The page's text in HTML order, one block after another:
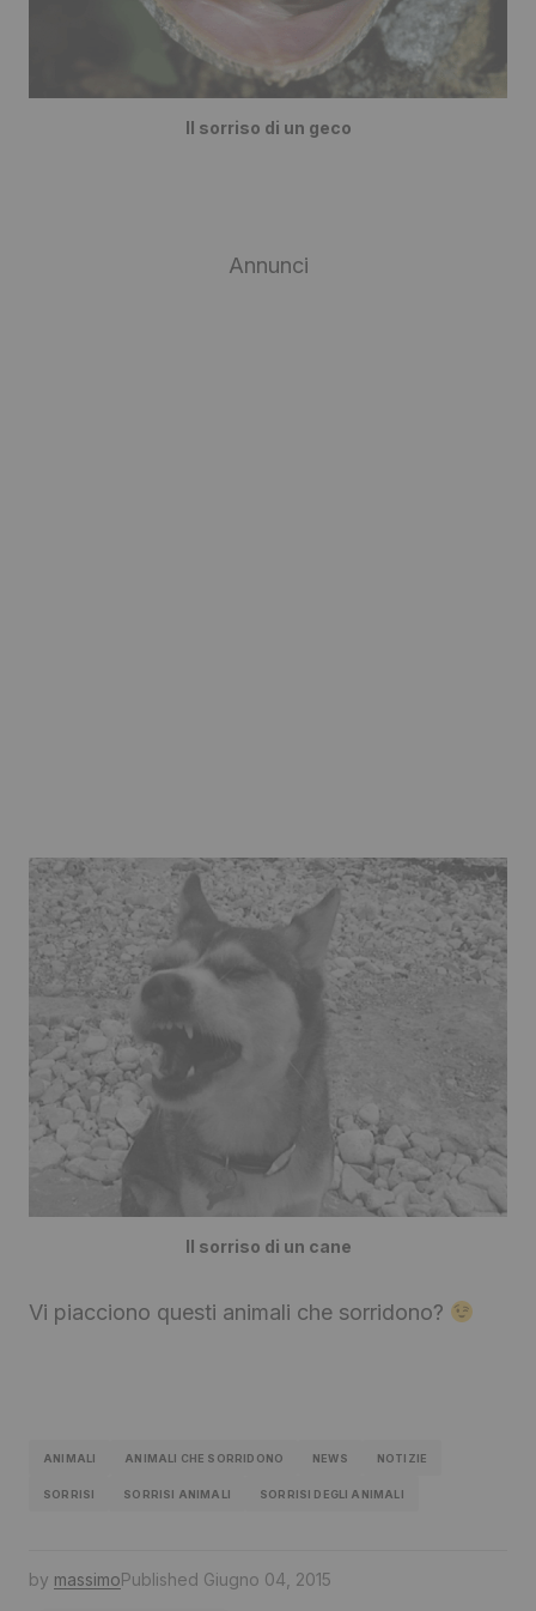
Il sorriso di un geco
Annunci
Il sorriso di un cane
Vi piacciono questi animali che sorridono?
ANIMALI ANIMALI CHE SORRIDONO NEWS NOTIZIE
SORRISI SORRISI ANIMALI SORRISI DEGLI ANIMALI
by massimoPublished Giugno 04, 2015